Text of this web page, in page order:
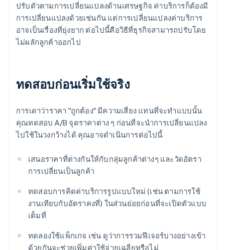
ปรับตัวตามการเปลี่ยนแปลงด้านเศรษฐกิจ ค่าบริการก็ต้องมี
การเปลี่ยนแปลงด้วยเช่นกัน แต่การเปลี่ยนแปลงค่าบริการ
อาจเป็นเรื่องที่ยุ่งยาก ต่อไปนี้คือวิธีที่ธุรกิจสามารถปรับโดย
ไม่ผลักลูกค้าออกไป
ทดสอบก่อนเริ่มใช้จริง
การเดาว่าราคา "ถูกต้อง" มีความเสี่ยง แทนที่จะทำแบบนั้น
คุณทดสอบ A/B จุดราคาต่าง ๆ ก่อนที่จะนำการเปลี่ยนแปลง
ไปใช้ในวงกว้างได้ คุณอาจดําเนินการต่อไปนี้
เสนอราคาที่ต่างกันให้กับกลุ่มลูกค้าต่างๆ และวัดอัตรา
การเปลี่ยนเป็นลูกค้า
ทดสอบการคิดค่าบริการรูปแบบใหม่ (เช่น ตามการใช้
งานเทียบกับอัตราคงที่) ในส่วนย่อยก่อนที่จะเปิดตัวแบบ
เต็มที่
ทดลองใช้แพ็กเกจ เช่น ดูว่าการรวมฟีเจอร์บางอย่างเข้า
ด้วยกันจะช่วยเพิ่มค่าใช้จ่ายเฉลี่ยหรือไม่